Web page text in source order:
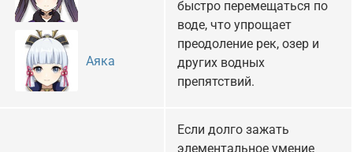
Аяка
быстро перемещаться по
воде, что упрощает
преодоление рек, озер и
других водных
препятствий.
Если долго зажать
элементальное умение